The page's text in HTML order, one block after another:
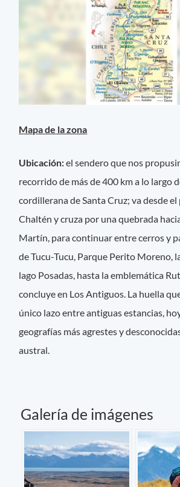
Mapa de la zona
Ubicación:el sendero que nos
recorrido de más de 400 km a lo largo
cordillerana de Santa Cruz; va desde el
Chaltén y cruza por una quebrada
Martín, para continuar entre cerros y
de Tucu-Tucu, Parque Perito Moreno,
lago Posadas, hasta la emblemática
concluye en Los Antiguos. La huella
único lazo entre antiguas estancias,
geografías más agrestes y
austral.
Galería de imágenes